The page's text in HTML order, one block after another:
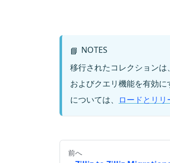
📘 NOTES
移行されたコレクション
およびクエリ機能を有効
については、
ロードとリリ
前へ